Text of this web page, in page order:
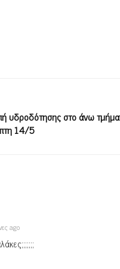
υδροδότησης στο άνω τμήμα
14/5
ago